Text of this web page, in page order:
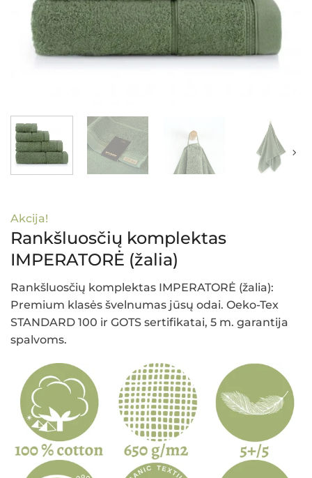
Akcija!
Rankšluosčių komplektas
IMPERATORĖ (žalia)
Rankšluosčių komplektas IMPERATORĖ (žalia):
Premium klasės švelnumas jūsų odai. Oeko-Tex
STANDARD 100 ir GOTS sertifikatai, 5 m. garantija
spalvoms.